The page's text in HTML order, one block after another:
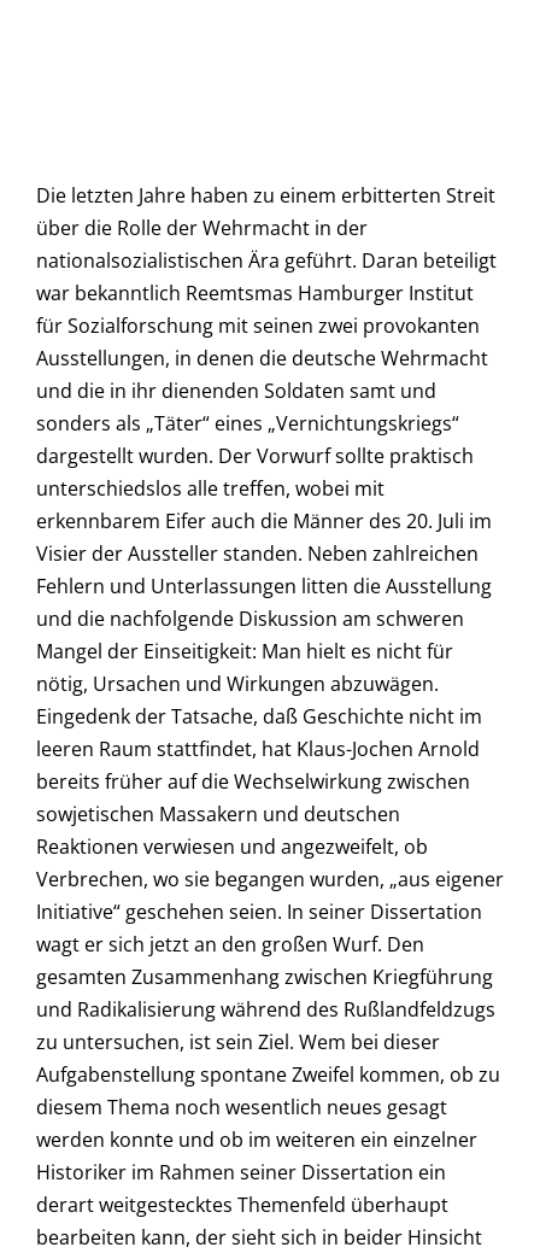
Die letzten Jahre haben zu einem erbitterten Streit
über die Rolle der Wehrmacht in der
nationalsozialistischen Ära geführt. Daran beteiligt
war bekanntlich Reemtsmas Hamburger Institut
für Sozialforschung mit seinen zwei provokanten
Ausstellungen, in denen die deutsche Wehrmacht
und die in ihr dienenden Soldaten samt und
sonders als „Täter“ eines „Vernichtungskriegs“
dargestellt wurden. Der Vorwurf sollte praktisch
unterschiedslos alle treffen, wobei mit
erkennbarem Eifer auch die Männer des 20. Juli im
Visier der Aussteller standen. Neben zahlreichen
Fehlern und Unterlassungen litten die Ausstellung
und die nachfolgende Diskussion am schweren
Mangel der Einseitigkeit: Man hielt es nicht für
nötig, Ursachen und Wirkungen abzuwägen.
Eingedenk der Tatsache, daß Geschichte nicht im
leeren Raum stattfindet, hat Klaus-Jochen Arnold
bereits früher auf die Wechselwirkung zwischen
sowjetischen Massakern und deutschen
Reaktionen verwiesen und angezweifelt, ob
Verbrechen, wo sie begangen wurden, „aus eigener
Initiative“ geschehen seien. In seiner Dissertation
wagt er sich jetzt an den großen Wurf. Den
gesamten Zusammenhang zwischen Kriegführung
und Radikalisierung während des Rußlandfeldzugs
zu untersuchen, ist sein Ziel. Wem bei dieser
Aufgabenstellung spontane Zweifel kommen, ob zu
diesem Thema noch wesentlich neues gesagt
werden konnte und ob im weiteren ein einzelner
Historiker im Rahmen seiner Dissertation ein
derart weitgestecktes Themenfeld überhaupt
bearbeiten kann, der sieht sich in beider Hinsicht